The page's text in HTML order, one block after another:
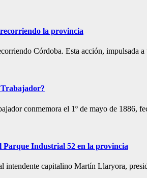
la provincia
Córdoba. Esta acción, impulsada
Trabajador?
conmemora el 1º de mayo de 1886,
Industrial 52 en la provincia
intendente capitalino Martín Llaryora,